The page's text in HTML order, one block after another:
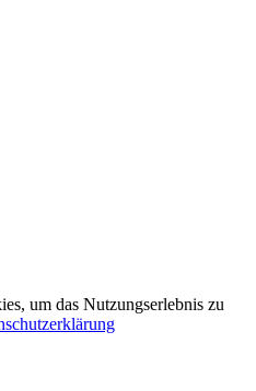
um das Nutzungserlebnis zu